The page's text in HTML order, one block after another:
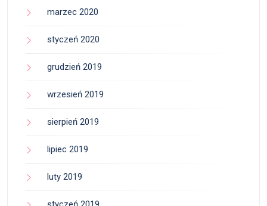
marzec 2020
styczeń 2020
grudzień 2019
wrzesień 2019
sierpień 2019
lipiec 2019
luty 2019